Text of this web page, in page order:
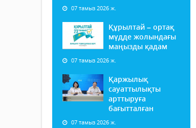
07 тамыз 2026 ж.
Құрылтай – ортақ
мүдде жолындағы
маңызды қадам
07 тамыз 2026 ж.
Қаржылық
сауаттылықты
арттыруға
бағытталған
07 тамыз 2026 ж.